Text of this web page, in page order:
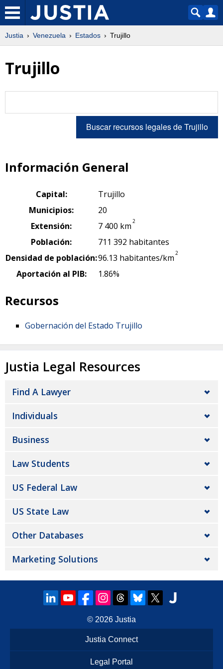
Justia Venezuela Estados Trujillo
Trujillo
Información General
Capital:
Trujillo
Municipios:
20
Extensión:
7 400 km 2
Población:
711 392 habitantes
Densidad de población:96.13 habitantes/km 2
Aportación al PIB: 1.86%
Recursos
Gobernación del Estado Trujillo
Justia Legal Resources
Find A Lawyer
Individuals
Business
Law Students
US Federal Law
US State Law
Other Databases
Marketing Solutions
© 2026 Justia
Justia Connect
Legal Portal